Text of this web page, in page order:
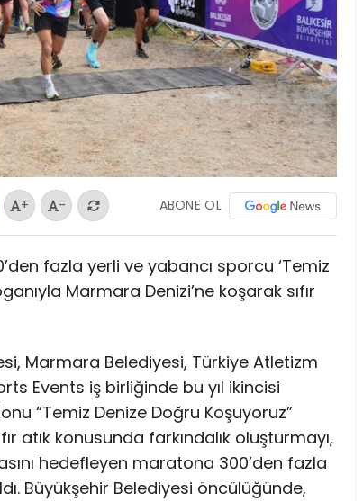
+ - ABONE OL
fazla yerli ve yabancı sporcu ‘Temiz
Marmara Denizi’ne koşarak sıfır
Marmara Belediyesi, Türkiye Atletizm
Events iş birliğinde bu yıl ikincisi
“Temiz Denize Doğru Koşuyoruz”
atık konusunda farkındalık oluşturmayı,
hedefleyen maratona 300’den fazla
Büyükşehir Belediyesi öncülüğünde,